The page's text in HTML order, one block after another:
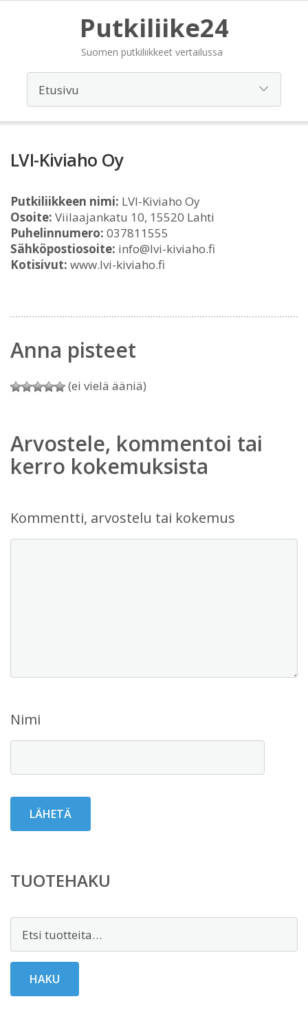
Putkiliike24
Suomen putkiliikkeet vertailussa
LVI-Kiviaho Oy
Putkiliikkeen nimi: LVI-Kiviaho Oy
Osoite: Viilaajankatu 10, 15520 Lahti
Puhelinnumero: 037811555
Sähköpostiosoite: info@lvi-kiviaho.fi
Kotisivut: www.lvi-kiviaho.fi
Anna pisteet
(ei vielä ääniä)
Arvostele, kommentoi tai
kerro kokemuksista
Kommentti, arvostelu tai kokemus
Nimi
TUOTEHAKU
HAKU